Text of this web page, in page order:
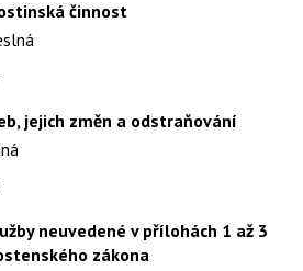
činnost
jejich změn a odstraňování
neuvedené v přílohách 1 až 3
zákona